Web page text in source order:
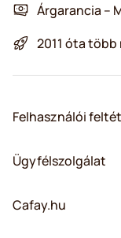
Árgarancia –
2011 óta
Felhasználói
Ügyfélszolgálat
Cafay.hu